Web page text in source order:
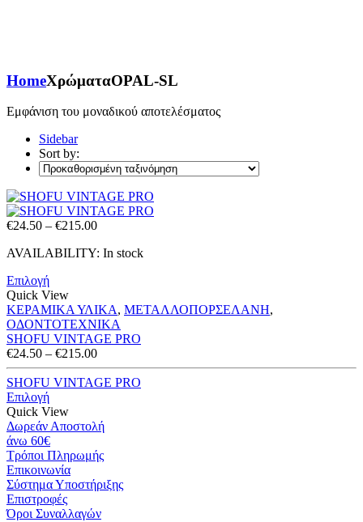
HomeΧρώματαOPAL-SL
Εμφάνιση του μοναδικού αποτελέσματος
Sidebar
Sort by:
€24.50 – €215.00Price
€24.50
AVAILABILITY: In stock
Επιλογή
Quick View
ΚΕΡΑΜΙΚΑ ΥΛΙΚΑ, ΜΕΤΑΛΛΟΠΟΡΣΕΛΑΝΗ,
ΟΔΟΝΤΟΤΕΧΝΙΚΑ
SHOFU VINTAGE PRO
€24.50 – €215.00Price
range:
€24.50
SHOFU VINTAGE PRO
Επιλογή
Quick View
Δωρεάν Αποστολή
άνω 60€
Τρόποι Πληρωμής
Eπικοινωνία
Σύστημα Υποστήριξης
Επιστροφές
Όροι Συναλλαγών